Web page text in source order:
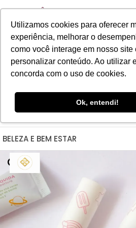
Utilizamos cookies para oferecer
experiência, melhorar o
como você interage em nosso site
personalizar conteúdo. Ao utilizar
concorda com o uso de cookies.
Ok, entendi!
PERFUMES
IMPORTADOS
FEMININO
MASCULINO
ÁRABES
FEMININO
MASCULINO
SEMI SELETIVO
FEMININO
MASCULINO
-------------
INSPIRAÇÕES
FEMININO
MASCULINO
MINIATURAS 25ML
BRAND COLLECTION
BODY SPLASH
DECANTS
DECANTS DE LUXO
DECANTS ÁRABES
DESCOBERTAS
ASSINATURA DE PERFUME
ASSINATURA ROUPA
BLAZER
CALÇAS
VESTIDOS
BOLSAS
MAQUIAGENS
LADY BEAUTY
BOCA
ROSTO
CATHARINE HILL
BOCA
OLHOS
RUBY ROSE
BOCA
MELU
BELEZA E BEM ESTAR
VIDA SAUDÁVEL
MAGNUS - ENERGIA
FEM-SAÚDE MULHER
NOSSO DIFERENCIAL
TECNOLOGIA MICELIZAÇÃO
DETOX ESSENCE